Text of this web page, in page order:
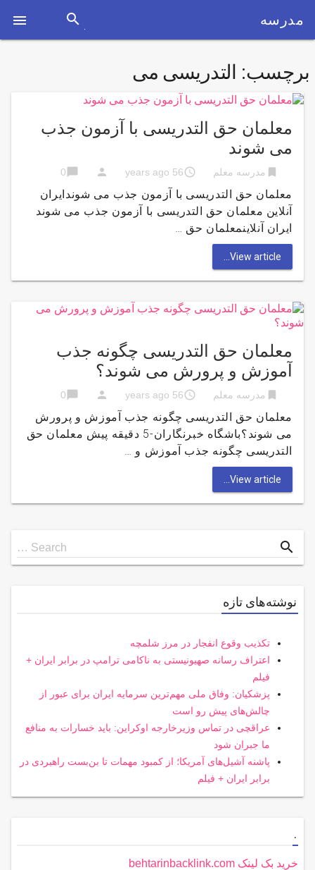
 مدرسه search
برچسب: التدریسی می
معلمان حق التدریسی با آزمون جذب
می شوند
bookmark مدرسه معلم access_time
56 years ago
person
chat_bubble
0
معلمان حق التدریسی با آزمون جذب می شوندایران
آنلاین معلمان حق التدریسی با آزمون جذب می شوند
ایران آنلاینمعلمان حق …
View article...
معلمان حق التدریسی چگونه جذب
آموزش و پرورش می شوند؟
bookmark مدرسه معلم access_time
56 years ago
person
chat_bubble
0
معلمان حق التدریسی چگونه جذب آموزش و پرورش
می شوند؟باشگاه خبرنگاران-5 دقیقه پیش معلمان حق
التدریسی چگونه جذب آموزش و …
View article...
Search
for
Search … search
نوشته‌های تازه
تکذیب وقوع انفجار در مرز شلمچه
اعتراف رسانه صهیونیستی به ناکامی ترامپ در برابر ایران +
فیلم
پزشکیان: وفاق ملی مهم‌ترین سرمایه ایران برای عبور از
چالش‌های پیش رو است
عراقچی در تماس وزیرخارجه اوکراین: باید خسارات به منافع
ما جبران شود
پاشنه آشیل‌های آمریکا؛ از کمبود مهمات تا بن‌بست راهبردی در
برابر ایران + فیلم
.
خرید بک لینک behtarinbacklink.com